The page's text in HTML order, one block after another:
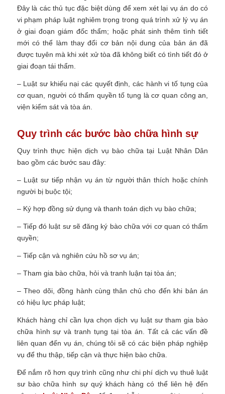
Đây là các thủ tục đặc biệt dùng để xem xét lại vụ án do có
vi phạm pháp luật nghiêm trọng trong quá trình xử lý vụ án
ở giai đoạn giám đốc thẩm; hoặc phát sinh thêm tình tiết
mới có thể làm thay đổi cơ bản nội dung của bản án đã
được tuyên mà khi xét xử tòa đã không biết có tình tiết đó ở
giai đoạn tái thẩm.
– Luật sư khiếu nại các quyết định, các hành vi tố tụng của
cơ quan, người có thẩm quyền tố tụng là cơ quan công an,
viện kiểm sát và tòa án.
Quy trình các bước bào chữa hình sự
Quy trình thực hiện dịch vụ bào chữa tại Luật Nhân Dân
bao gồm các bước sau đây:
– Luật sư tiếp nhận vụ án từ người thân thích hoặc chính
người bị buộc tội;
– Ký hợp đồng sử dụng và thanh toán dịch vụ bào chữa;
– Tiếp đó luật sư sẽ đăng ký bào chữa với cơ quan có thẩm
quyền;
– Tiếp cận và nghiên cứu hồ sơ vụ án;
– Tham gia bào chữa, hỏi và tranh luận tại tòa án;
– Theo dõi, đồng hành cùng thân chủ cho đến khi bản án
có hiệu lực pháp luật;
Khách hàng chỉ cần lựa chọn dịch vụ luật sư tham gia bào
chữa hình sự và tranh tụng tại tòa án. Tất cả các vấn đề
liên quan đến vụ án, chúng tôi sẽ có các biện pháp nghiệp
vụ để thu thập, tiếp cận và thực hiện bào chữa.
Để nắm rõ hơn quy trình cũng như chi phí dịch vụ thuê luật
sư bào chữa hình sự quý khách hàng có thể liên hệ đến